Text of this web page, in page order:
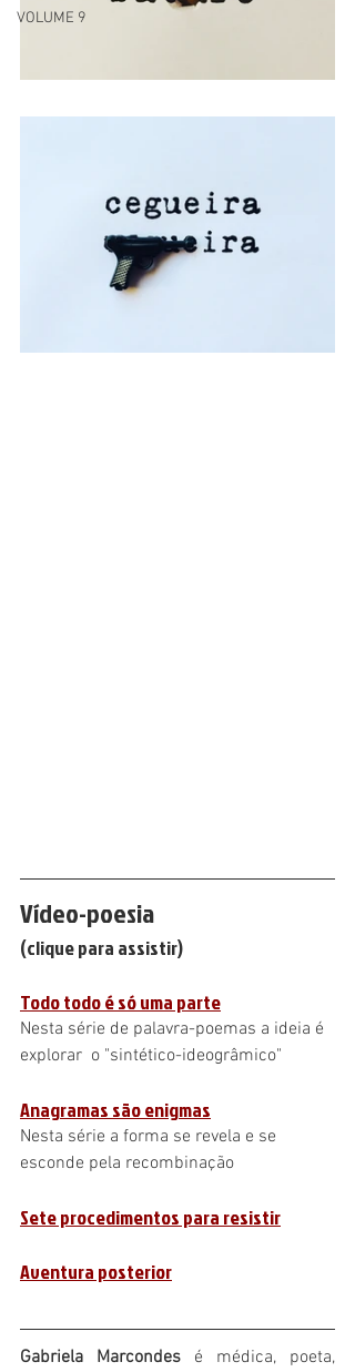
VOLUME 9
Vídeo-poesia
(clique para assistir)
Todo todo é só uma parte
Nesta série de palavra-poemas a ideia é
explorar  o "sintético-ideogrâmico"
Anagramas são enigmas
Nesta série a forma se revela e se
esconde pela recombinação
Sete procedimentos para resistir
Aventura posterior
Gabriela Marcondes
é médica, poeta,